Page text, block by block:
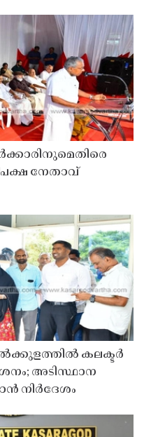
നേതാവ്
കലക്ടർ
അടിസ്ഥാന
നിർദേശം